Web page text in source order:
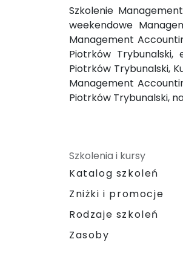
Szkolenie
weekendowe
Management
Piotrków
Piotrków Trybunalski,
Management
Piotrków Trybunalski,
Szkolenia i kursy
Katalog szkoleń
Zniżki i promocje
Rodzaje szkoleń
Zasoby